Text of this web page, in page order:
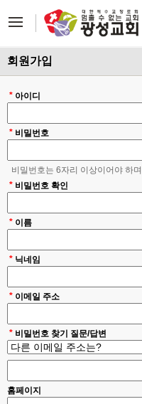
회원가입
아이디
*
비밀번호
*
비밀번호는 6자리 이상이어야 하
비밀번호 확인
*
* 이름
* 닉네임
* 이메일 주소
* 비밀번호 찾기 질문/답변
홈페이지